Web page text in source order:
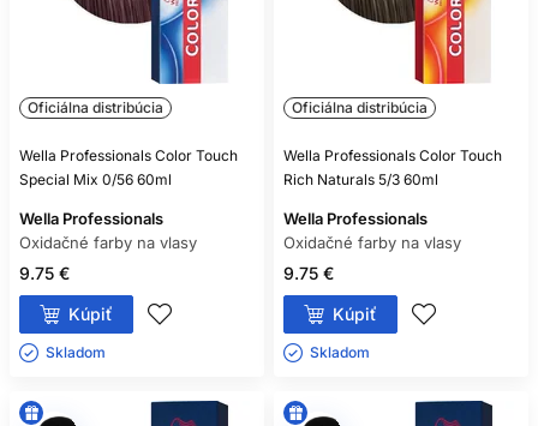
Oficiálna distribúcia
Wella Professionals Color Touch
Special Mix 0/56 60ml
Wella Professionals
Oxidačné farby na vlasy
9.75 €
Kúpiť
Skladom ㅤ
Oficiálna distribúcia
Wella Professionals Color Touch
Rich Naturals 5/3 60ml
Wella Professionals
Oxidačné farby na vlasy
9.75 €
Kúpiť
Skladom ㅤ